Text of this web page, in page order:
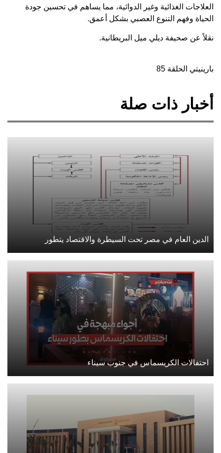
العلاجات الغذائية وغير الدوائية، مما يساهم في تحسين جودة
الحياة وفهم التنوع العصبي بشكل أعمق.
نقلاً عن صحيفة ديلي ميل البريطانية.
بارينيتي الحلقة 85
أخبار ذات صلة
الدين العام في مصر تحت السيطرة والاقتصاد يتطور
احتفالات الكريسماس في جنوب سيناء